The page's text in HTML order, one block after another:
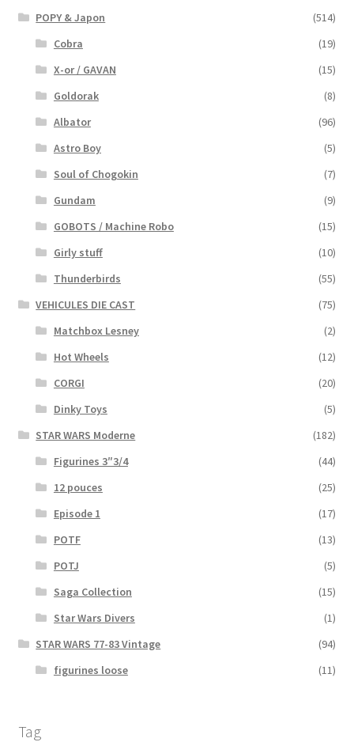
POPY & Japon
(514)
Cobra
(19)
X-or / GAVAN
(15)
Goldorak
(8)
Albator
(96)
Astro Boy
(5)
Soul of Chogokin
(7)
Gundam
(9)
GOBOTS / Machine Robo
(15)
Girly stuff
(10)
Thunderbirds
(55)
VEHICULES DIE CAST
(75)
Matchbox Lesney
(2)
Hot Wheels
(12)
CORGI
(20)
Dinky Toys
(5)
STAR WARS Moderne
(182)
Figurines 3″3/4
(44)
12 pouces
(25)
Episode 1
(17)
POTF
(13)
POTJ
(5)
Saga Collection
(15)
Star Wars Divers
(1)
STAR WARS 77-83 Vintage
(94)
figurines loose
(11)
Tag